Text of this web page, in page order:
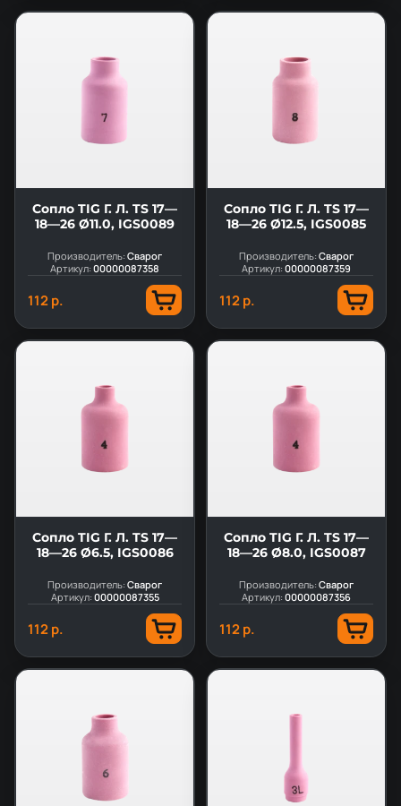
Сопло TIG Г. Л. TS 17—
18—26 Ø11.0, IGS0089
Производитель:Сварог
Артикул:00000087358
112 р.
Сопло TIG Г. Л. TS 17—
18—26 Ø12.5, IGS0085
Производитель:Сварог
Артикул:00000087359
112 р.
Сопло TIG Г. Л. TS 17—
18—26 Ø6.5, IGS0086
Производитель:Сварог
Артикул:00000087355
112 р.
Сопло TIG Г. Л. TS 17—
18—26 Ø8.0, IGS0087
Производитель:Сварог
Артикул:00000087356
112 р.